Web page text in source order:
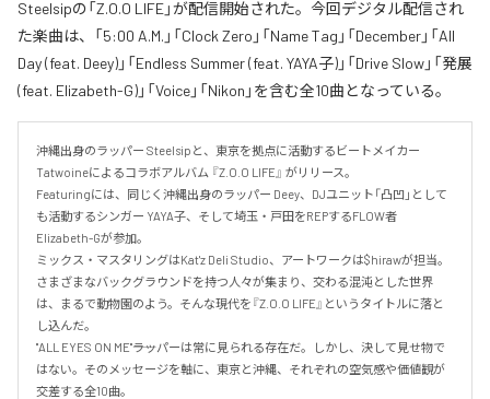
Steelsipの「Z.O.O LIFE」が配信開始された。今回デジタル配信され
た楽曲は、「5:00 A.M.」「Clock Zero」「Name Tag」「December」「All
Day (feat. Deey)」「Endless Summer (feat. YAYA子)」「Drive Slow」「発展
(feat. Elizabeth-G)」「Voice」「Nikon」を含む全10曲となっている。
沖縄出身のラッパー Steelsipと、東京を拠点に活動するビートメイカー
Tatwoineによるコラボアルバム 『Z.O.O LIFE』 がリリース。
Featuringには、同じく沖縄出身のラッパー Deey、DJユニット「凸凹」として
も活動するシンガー YAYA子、そして埼玉・戸田をREPするFLOW者
Elizabeth-Gが参加。
ミックス・マスタリングはKat'z Deli Studio、アートワークは$hirawが担当。
さまざまなバックグラウンドを持つ人々が集まり、交わる混沌とした世界
は、まるで動物園のよう。そんな現代を『Z.O.O LIFE』というタイトルに落と
し込んだ。
"ALL EYES ON ME"――ラッパーは常に見られる存在だ。しかし、決して見せ物で
はない。そのメッセージを軸に、東京と沖縄、それぞれの空気感や価値観が
交差する全10曲。